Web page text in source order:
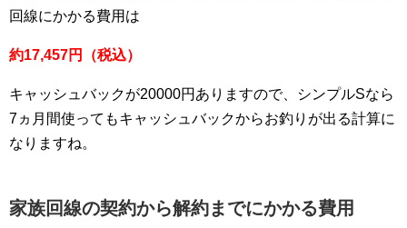
回線にかかる費用は
約17,457円（税込）
キャッシュバックが20000円ありますので、シンプルSなら
7ヵ月間使ってもキャッシュバックからお釣りが出る計算に
なりますね。
家族回線の契約から解約までにかかる費用